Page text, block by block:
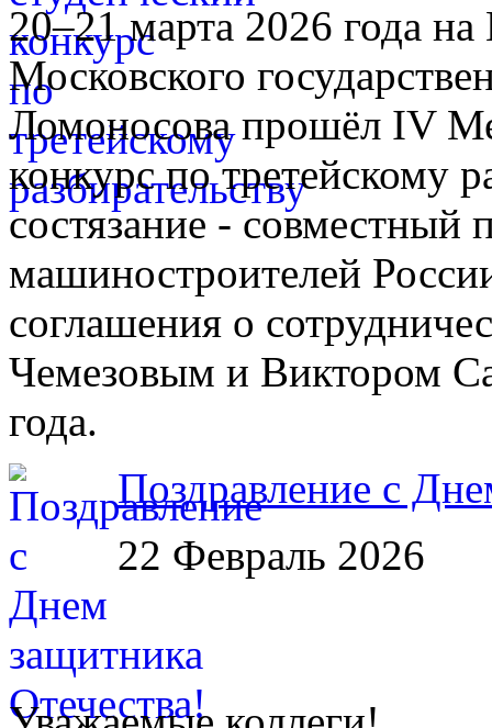
20–21 марта 2026 года
Московского
Ломоносова прошёл IV
конкурс по третейскому
состязание - совместный
машиностроителей
соглашения о
Чемезовым и Виктором
года.
Поздравление с
22 Февраль 2026